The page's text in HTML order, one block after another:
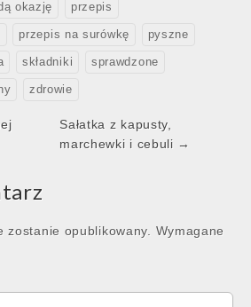
okazję przepis
przepis na surówkę pyszne
składniki sprawdzone
zdrowie
Sałatka z kapusty,
marchewki i cebuli →
zostanie opublikowany.
Wymagane